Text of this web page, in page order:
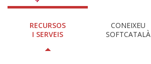
RECURSOS
I SERVEIS
CONEIXEU
SOFTCATALÀ